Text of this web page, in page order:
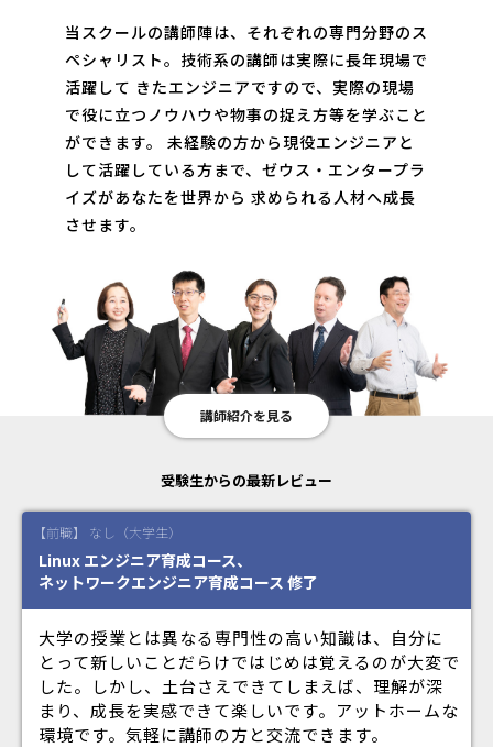
当スクールの講師陣は、それぞれの専門分野のス
ペシャリスト。技術系の講師は実際に長年現場で
活躍して きたエンジニアですので、実際の現場
で役に立つノウハウや物事の捉え方等を学ぶこと
ができます。 未経験の方から現役エンジニアと
して活躍している方まで、ゼウス・エンタープラ
イズがあなたを世界から 求められる人材へ成長
させます。
講師紹介を見る
受験生からの最新レビュー
【前職】 なし（大学生）
Linux エンジニア育成コース、
ネットワークエンジニア育成コース 修了
大学の授業とは異なる専門性の高い知識は、自分に
とって新しいことだらけではじめは覚えるのが大変で
した。しかし、土台さえできてしまえば、理解が深
まり、成長を実感できて楽しいです。アットホームな
環境です。気軽に講師の方と交流できます。